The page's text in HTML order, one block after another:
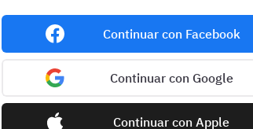
Continuar con Facebook
Continuar con Google
Continuar con Apple